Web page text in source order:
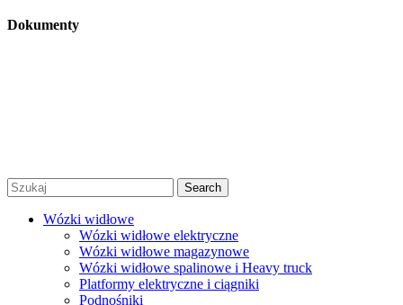
Dokumenty
Search
Wózki widłowe
Wózki widłowe elektryczne
Wózki widłowe magazynowe
Wózki widłowe spalinowe i Heavy truck
Platformy elektryczne i ciągniki
Podnośniki